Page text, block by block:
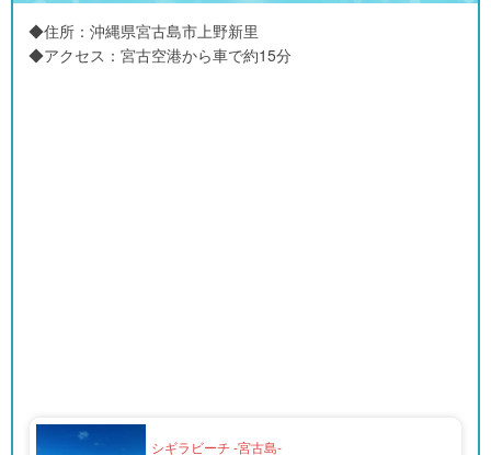
◆住所： 沖縄県宮古島市上野新里
◆アクセス：宮古空港から車で約15分
シギラビーチ -宮古島-